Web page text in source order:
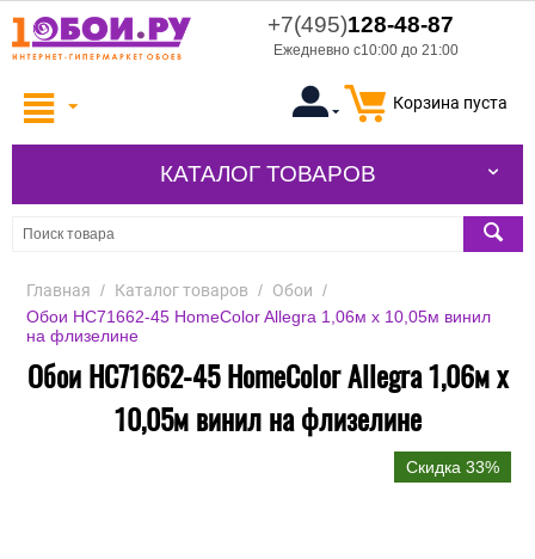
+7(495)128-48-87
Ежедневно с10:00 до 21:00
Корзина пуста
КАТАЛОГ ТОВАРОВ
Главная / Каталог товаров / Обои /
Обои HC71662-45 HomeColor Allegra 1,06м х 10,05м винил
на флизелине
Обои HC71662-45 HomeColor Allegra 1,06м х
10,05м винил на флизелине
Скидка 33%